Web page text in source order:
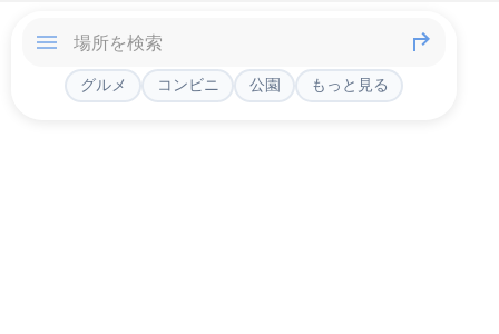
グルメ コンビニ 公園 もっと見る